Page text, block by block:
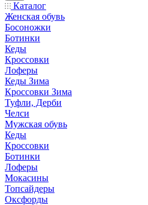
Каталог
Женская обувь
Босоножки
Ботинки
Кеды
Кроссовки
Лоферы
Кеды Зима
Кроссовки Зима
Туфли, Дерби
Челси
Мужская обувь
Кеды
Кроссовки
Ботинки
Лоферы
Мокасины
Топсайдеры
Оксфорды